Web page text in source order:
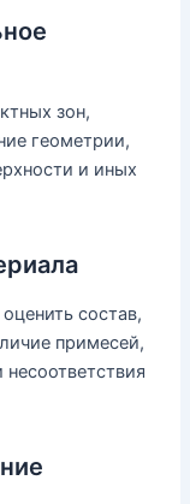
зон,
геометрии,
и иных
состав,
примесей,
несоответствия